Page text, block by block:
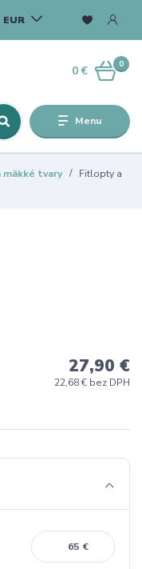
Menu
EUR
0
0 €
mäkké tvary
Fitlopty a
27,90 €
22,68 € bez DPH
€